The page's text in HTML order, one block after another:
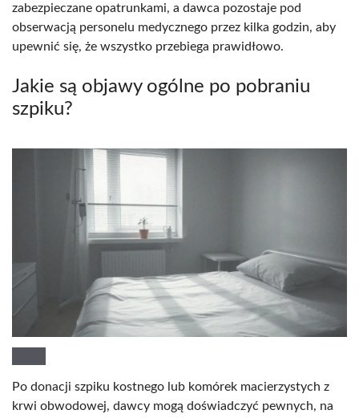
zabezpieczane opatrunkami, a dawca pozostaje pod
obserwacją personelu medycznego przez kilka godzin, aby
upewnić się, że wszystko przebiega prawidłowo.
Jakie są objawy ogólne po pobraniu
szpiku?
Po donacji szpiku kostnego lub komórek macierzystych z
krwi obwodowej, dawcy mogą doświadczyć pewnych, na